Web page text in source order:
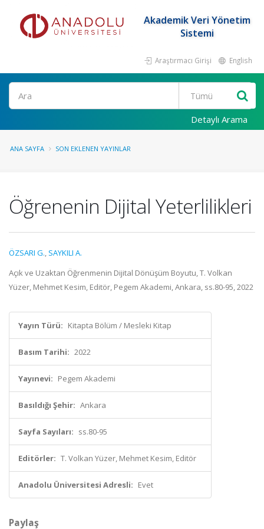
Akademik Veri Yönetim
Sistemi
Araştırmacı Girişi English
Ara
Detaylı Arama
ANA SAYFA SON EKLENEN YAYINLAR
Öğrenenin Dijital Yeterlilikleri
ÖZSARI G., SAYKILI A.
Açık ve Uzaktan Öğrenmenin Dijital Dönüşüm Boyutu, T. Volkan
Yüzer, Mehmet Kesim, Editör, Pegem Akademi, Ankara, ss.80-95, 2022
Yayın Türü: Kitapta Bölüm / Mesleki Kitap
Basım Tarihi: 2022
Yayınevi: Pegem Akademi
Basıldığı Şehir: Ankara
Sayfa Sayıları: ss.80-95
Editörler: T. Volkan Yüzer, Mehmet Kesim, Editör
Anadolu Üniversitesi Adresli: Evet
Paylaş